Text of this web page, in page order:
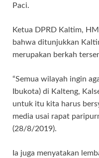
Paci.
Ketua DPRD Kaltim,
bahwa ditunjukkan
merupakan berkah
“Semua wilayah ingin
Ibukota) di Kalteng,
untuk itu kita harus
media usai rapat
(28/8/2019).
Ia juga menyatakan